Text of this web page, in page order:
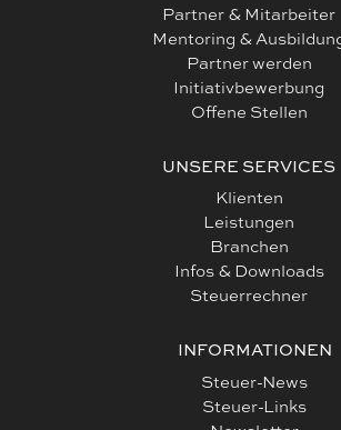
Partner & Mitarbeiter
Mentoring &
Partner werden
Initiativbewerbung
Offene Stellen
UNSERE SERVICES
Klienten
Leistungen
Branchen
Infos & Downloads
Steuerrechner
INFORMATIONEN
Steuer-News
Steuer-Links